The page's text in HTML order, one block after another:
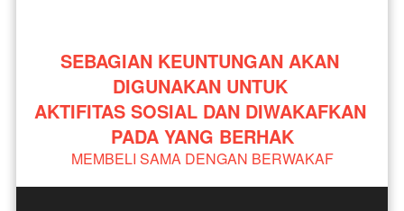
SEBAGIAN KEUNTUNGAN AKAN
DIGUNAKAN UNTUK
AKTIFITAS SOSIAL DAN DIWAKAFKAN
PADA YANG BERHAK
MEMBELI SAMA DENGAN BERWAKAF